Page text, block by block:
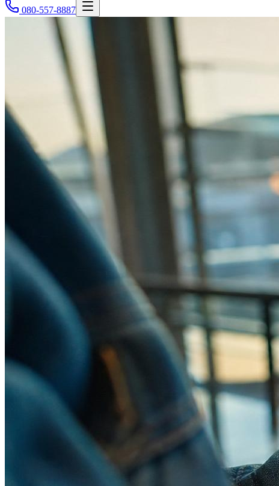
080-557-8887